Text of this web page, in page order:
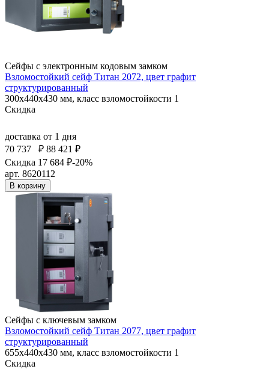
Сейфы с электронным кодовым замком
Взломостойкий сейф Титан 2072, цвет графит
структурированный
300x440x430 мм, класс взломостойкости 1
Скидка
доставка от 1 дня
70 737
₽ 88 421 ₽
Скидка 17 684 ₽-20%
арт. 8620112
В корзину
Сейфы с ключевым замком
Взломостойкий сейф Титан 2077, цвет графит
структурированный
655x440x430 мм, класс взломостойкости 1
Скидка